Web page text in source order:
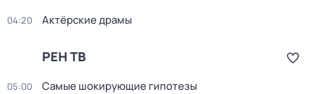
04:20 Актёрские драмы
РЕН ТВ
05:00 Самые шoкиpующие гипотезы